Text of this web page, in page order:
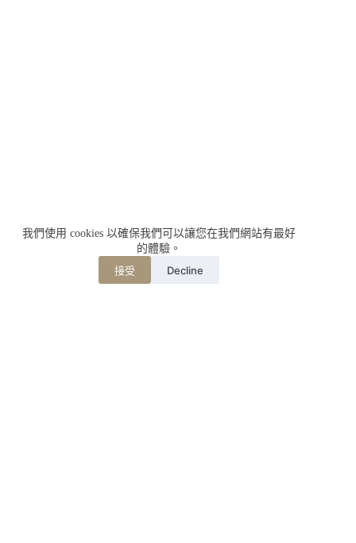
我們使用 cookies 以確保我們可以讓您在我們網站有最好
的體驗。
接受 Decline